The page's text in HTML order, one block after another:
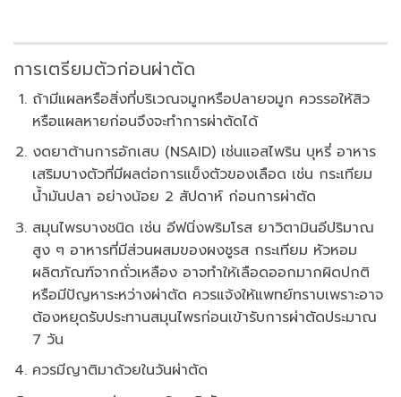
การเตรียมตัวก่อนผ่าตัด
ถ้ามีแผลหรือสิ่งที่บริเวณจมูกหรือปลายจมูก ควรรอให้สิว
หรือแผลหายก่อนจึงจะทำการผ่าตัดได้
งดยาต้านการอักเสบ (NSAID) เช่นแอสไพริน บุหรี่ อาหาร
เสริมบางตัวที่มีผลต่อการแข็งตัวของเลือด เช่น กระเทียม
น้ำมันปลา อย่างน้อย 2 สัปดาห์ ก่อนการผ่าตัด
สมุนไพรบางชนิด เช่น อีฟนิ่งพริมโรส ยาวิตามินอีปริมาณ
สูง ๆ อาหารที่มีส่วนผสมของผงชูรส กระเทียม หัวหอม
ผลิตภัณฑ์จากถั่วเหลือง อาจทำให้เลือดออกมากผิดปกติ
หรือมีปัญหาระหว่างผ่าตัด ควรแจ้งให้แพทย์ทราบเพราะอาจ
ต้องหยุดรับประทานสมุนไพรก่อนเข้ารับการผ่าตัดประมาณ
7 วัน
ควรมีญาติมาด้วยในวันผ่าตัด